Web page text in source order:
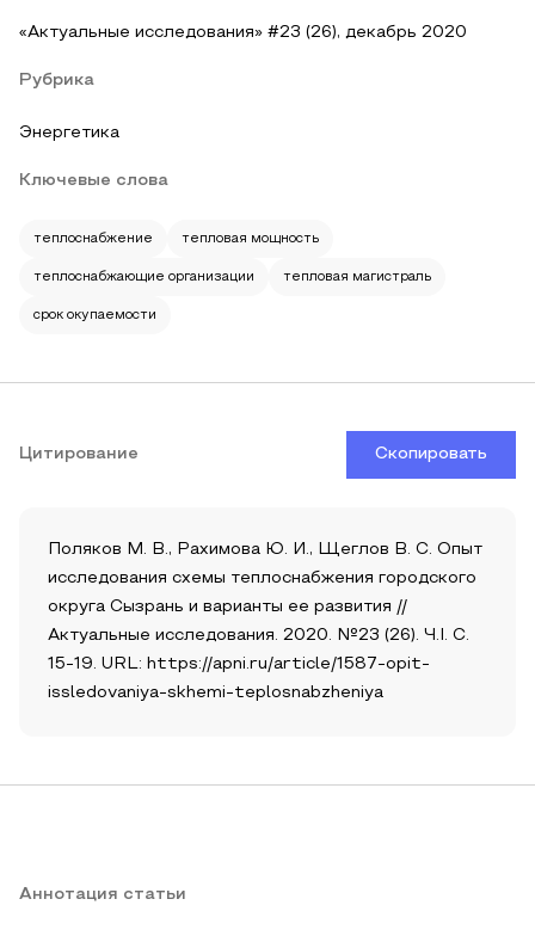
«Актуальные исследования» #23 (26), декабрь 2020
Рубрика
Энергетика
Ключевые слова
теплоснабжение тепловая мощность
теплоснабжающие организации тепловая магистраль
срок окупаемости
Цитирование Скопировать
Поляков М. В., Рахимова Ю. И., Щеглов В. С. Опыт
исследования схемы теплоснабжения городского
округа Сызрань и варианты ее развития //
Актуальные исследования. 2020. №23 (26). Ч.I. С.
15-19. URL: https://apni.ru/article/1587-opit-
issledovaniya-skhemi-teplosnabzheniya
Аннотация статьи